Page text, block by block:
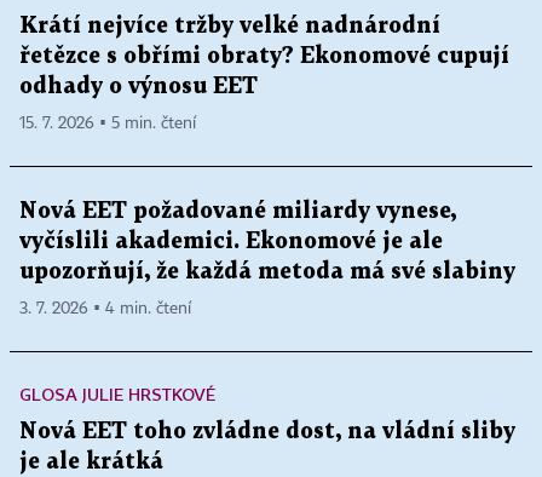
Krátí nejvíce tržby velké nadnárodní
řetězce s obřími obraty? Ekonomové cupují
odhady o výnosu EET
15. 7. 2026 ▪ 5 min. čtení
Nová EET požadované miliardy vynese,
vyčíslili akademici. Ekonomové je ale
upozorňují, že každá metoda má své slabiny
3. 7. 2026 ▪ 4 min. čtení
GLOSA JULIE HRSTKOVÉ
Nová EET toho zvládne dost, na vládní sliby
je ale krátká